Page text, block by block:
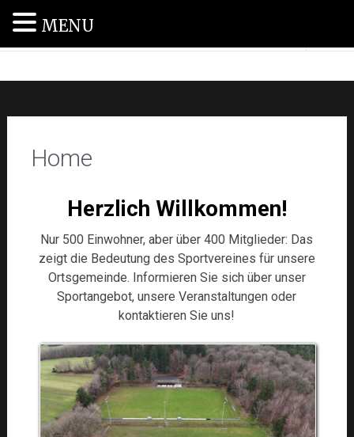
SV Haag 1955 e.V.
Home
Herzlich Willkommen!
Nur 500 Einwohner, aber über 400 Mitglieder: Das
zeigt die Bedeutung des Sportvereines für unsere
Ortsgemeinde. Informieren Sie sich über unser
Sportangebot, unsere Veranstaltungen oder
kontaktieren Sie uns!
MENU